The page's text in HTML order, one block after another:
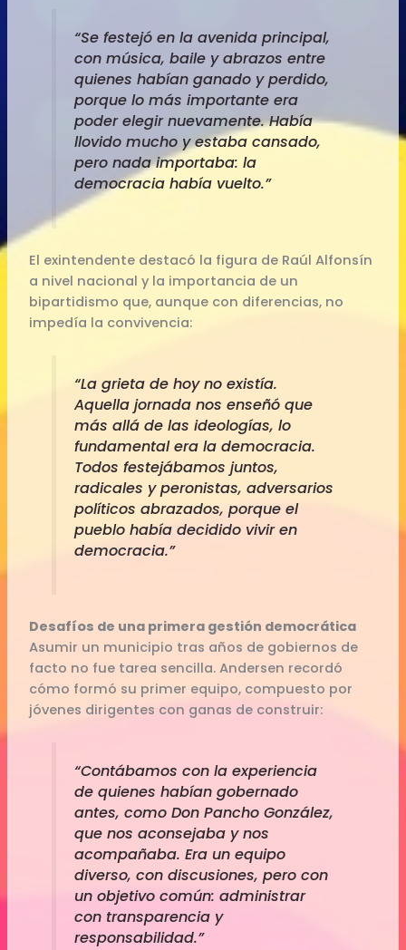
“Se festejó en la avenida principal,
con música, baile y abrazos entre
quienes habían ganado y perdido,
porque lo más importante era
poder elegir nuevamente. Había
llovido mucho y estaba cansado,
pero nada importaba: la
democracia había vuelto.”
El exintendente destacó la figura de Raúl Alfonsín
a nivel nacional y la importancia de un
bipartidismo que, aunque con diferencias, no
impedía la convivencia:
“La grieta de hoy no existía.
Aquella jornada nos enseñó que
más allá de las ideologías, lo
fundamental era la democracia.
Todos festejábamos juntos,
radicales y peronistas, adversarios
políticos abrazados, porque el
pueblo había decidido vivir en
democracia.”
Desafíos de una primera gestión democrática
Asumir un municipio tras años de gobiernos de
facto no fue tarea sencilla. Andersen recordó
cómo formó su primer equipo, compuesto por
jóvenes dirigentes con ganas de construir:
“Contábamos con la experiencia
de quienes habían gobernado
antes, como Don Pancho González,
que nos aconsejaba y nos
acompañaba. Era un equipo
diverso, con discusiones, pero con
un objetivo común: administrar
con transparencia y
responsabilidad.”